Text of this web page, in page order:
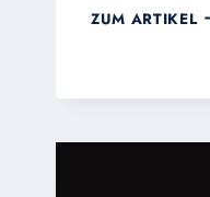
ZUM ARTIKEL